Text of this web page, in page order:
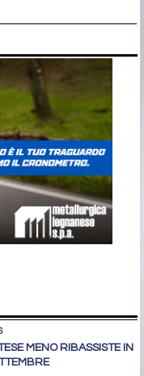
MENO RIBASSISTE IN